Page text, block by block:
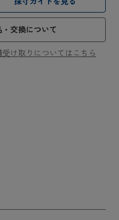
交換について
け取りについてはこちら